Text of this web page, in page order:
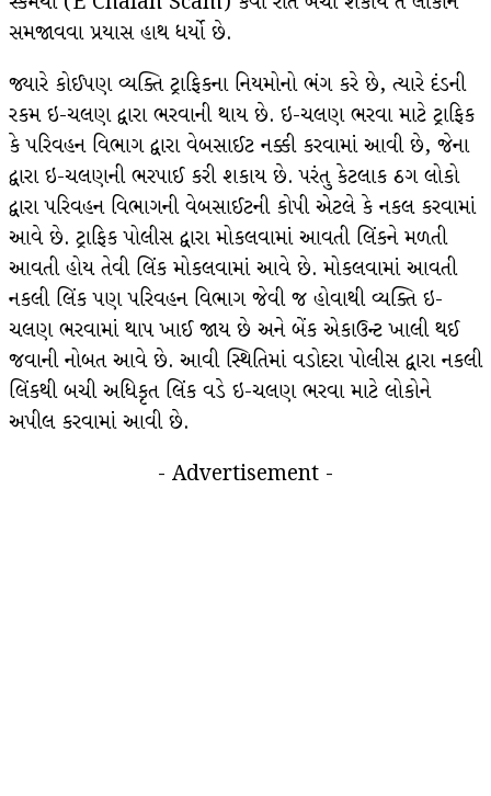
સમજાવવા પ્રયાસ હાથ ધર્યો છે.
જ્યારે કોઈપણ વ્યક્તિ ટ્રાફિકના નિયમોનો ભંગ કરે છે, ત્યારે દંડની
રકમ ઇ-ચલણ દ્વારા ભરવાની થાય છે. ઇ-ચલણ ભરવા માટે ટ્રાફિક
કે પરિવહન વિભાગ દ્વારા વેબસાઈટ નક્કી કરવામાં આવી છે, જેના
દ્વારા ઇ-ચલણની ભરપાઈ કરી શકાય છે. પરંતુ કેટલાક ઠગ લોકો
દ્વારા પરિવહન વિભાગની વેબસાઈટની કોપી એટલે કે નકલ કરવામાં
આવે છે. ટ્રાફિક પોલીસ દ્વારા મોકલવામાં આવતી લિંકને મળતી
આવતી હોય તેવી લિંક મોકલવામાં આવે છે. મોકલવામાં આવતી
નકલી લિંક પણ પરિવહન વિભાગ જેવી જ હોવાથી વ્યક્તિ ઇ-
ચલણ ભરવામાં થાપ ખાઈ જાય છે અને બેંક એકાઉન્ટ ખાલી થઈ
જવાની નોબત આવે છે. આવી સ્થિતિમાં વડોદરા પોલીસ દ્વારા નકલી
લિંકથી બચી અધિકૃત લિંક વડે ઇ-ચલણ ભરવા માટે લોકોને
અપીલ કરવામાં આવી છે.
- Advertisement -